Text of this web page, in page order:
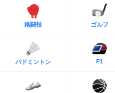
格闘技 ゴルフ
バドミントン F1